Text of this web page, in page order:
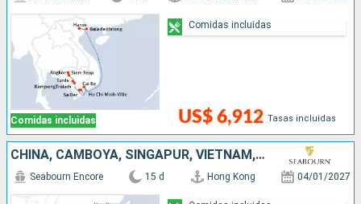
Comidas incluidas US$ 6,912 Tasas incluidas
Comidas incluidas
CHINA, CAMBOYA, SINGAPUR, VIETNAM, TAILANDIA
Seabourn Encore 15 d Hong Kong 04/01/2027